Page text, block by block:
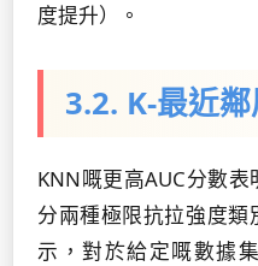
度提升）。
3.2. K-最近
KNN嘅更高AUC分數
分兩種極限抗拉強度
示，對於給定嘅數據